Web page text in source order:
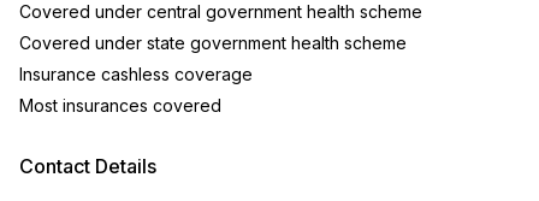
Covered under central government health scheme
Covered under state government health scheme
Insurance cashless coverage
Most insurances covered
Contact Details